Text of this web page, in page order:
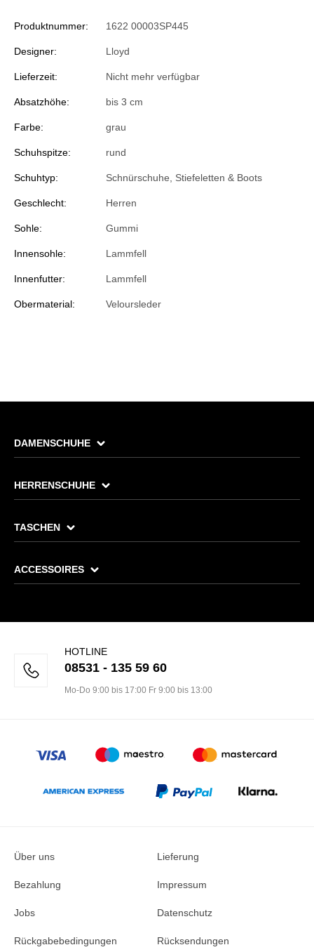
Produktnummer: 1622 00003SP445
Designer: Lloyd
Lieferzeit: Nicht mehr verfügbar
Absatzhöhe: bis 3 cm
Farbe: grau
Schuhspitze: rund
Schuhtyp: Schnürschuhe , Stiefeletten & Boots
Geschlecht: Herren
Sohle: Gummi
Innensohle: Lammfell
Innenfutter: Lammfell
Obermaterial: Veloursleder
DAMENSCHUHE
HERRENSCHUHE
TASCHEN
ACCESSOIRES
HOTLINE
08531 - 135 59 60
Mo-Do 9:00 bis 17:00 Fr 9:00 bis 13:00
Über uns Lieferung
Bezahlung Impressum
Jobs Datenschutz
Rückgabebedingungen Rücksendungen